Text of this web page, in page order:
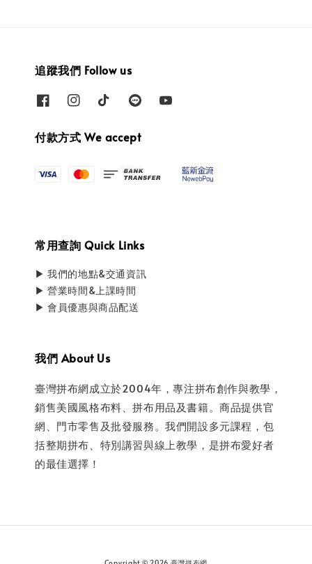
追蹤我們 Follow us
付款方式 We accept
常用查詢 Quick Links
▶ 我們的地點&交通資訊
▶ 營業時間&上課時間
▶ 會員優惠與商品配送
我們 About Us
臺灣拼布網成立於2004年，專注拼布創作與教學，
銷售美國風格布料、拼布用品及書籍。商品提供官
網、門市零售及批發服務。我們開設多元課程，包
括整期拼布、特別講習與線上教學，是拼布愛好者
的最佳選擇！